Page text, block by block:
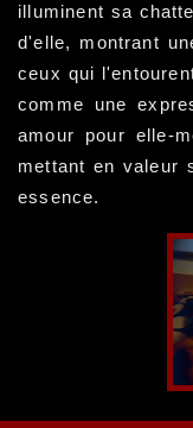
illuminent sa
d'elle, montrant
ceux qui
comme une
amour pour elle-
mettant en valeur
essence.